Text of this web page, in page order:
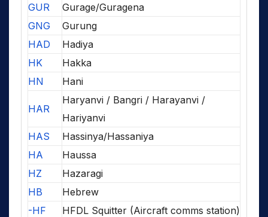
GUR
Gurage/Guragena
GNG
Gurung
HAD
Hadiya
HK
Hakka
HN
Hani
HAR
Haryanvi / Bangri / Harayanvi /
Hariyanvi
HAS
Hassinya/Hassaniya
HA
Haussa
HZ
Hazaragi
HB
Hebrew
-HF
HFDL Squitter (Aircraft comms station)